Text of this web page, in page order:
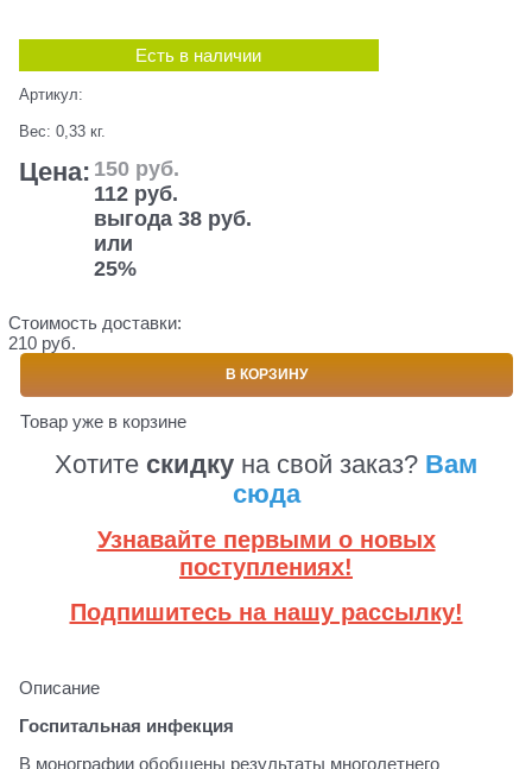
Есть в наличии
Артикул:
Вес: 0,33 кг.
Цена: 150 руб.
112 руб.
выгода 38 руб.
или
25%
Стоимость доставки:
210 руб.
В КОРЗИНУ
Товар уже в корзине
Хотите скидку на свой заказ? Вам
сюда
Узнавайте первыми о новых
поступлениях!
Подпишитесь на нашу рассылку!
Описание
Госпитальная инфекция
В монографии обобщены результаты многолетнего